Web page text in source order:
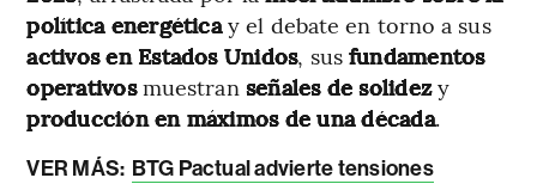
política energéticay el debate en torno a sus
activos en Estados Unidos, sus fundamentos
operativosmuestran señales de solidezy
producción en máximos de una década.
VER MÁS: BTG Pactual advierte tensiones